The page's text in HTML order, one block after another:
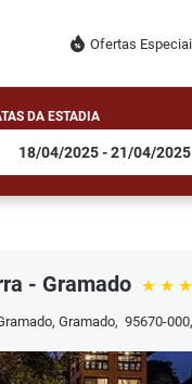
Ofertas
DA ESTADIA
- Gramado
,Gramado, 95670-000,